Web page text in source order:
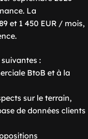
La
et 1 450 EUR / mois,
:
BtoB et à la
sur le terrain,
de données clients